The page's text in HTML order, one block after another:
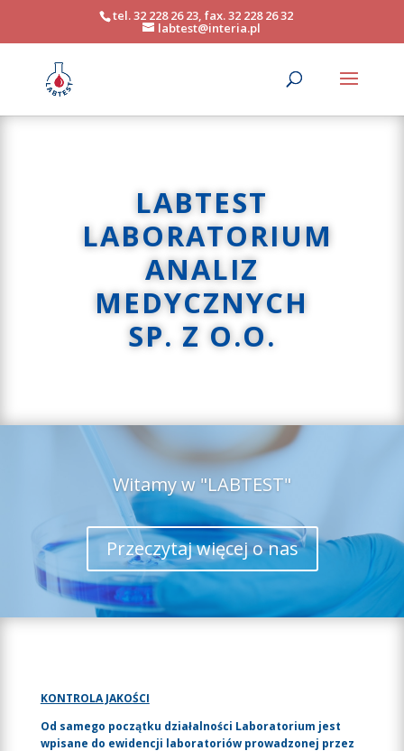
tel. 32 228 26 23, fax. 32 228 26 32
labtest@interia.pl
LABTEST
LABORATORIUM
ANALIZ
MEDYCZNYCH
SP. Z O.O.
Witamy w "LABTEST"
Przeczytaj więcej o nas
KONTROLA JAKOŚCI
Od samego początku działalności Laboratorium jest
wpisane do ewidencji laboratoriów prowadzonej przez